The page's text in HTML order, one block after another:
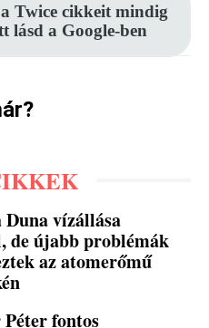
Twice cikkeit mindig
lásd a Google-ben
Duna vízállása
de újabb problémák
az atomerőmű
fontos